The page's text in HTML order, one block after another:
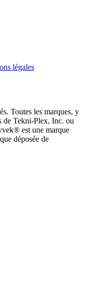
légales
Toutes les marques, y
Tekni-Plex, Inc. ou
est une marque
déposée de